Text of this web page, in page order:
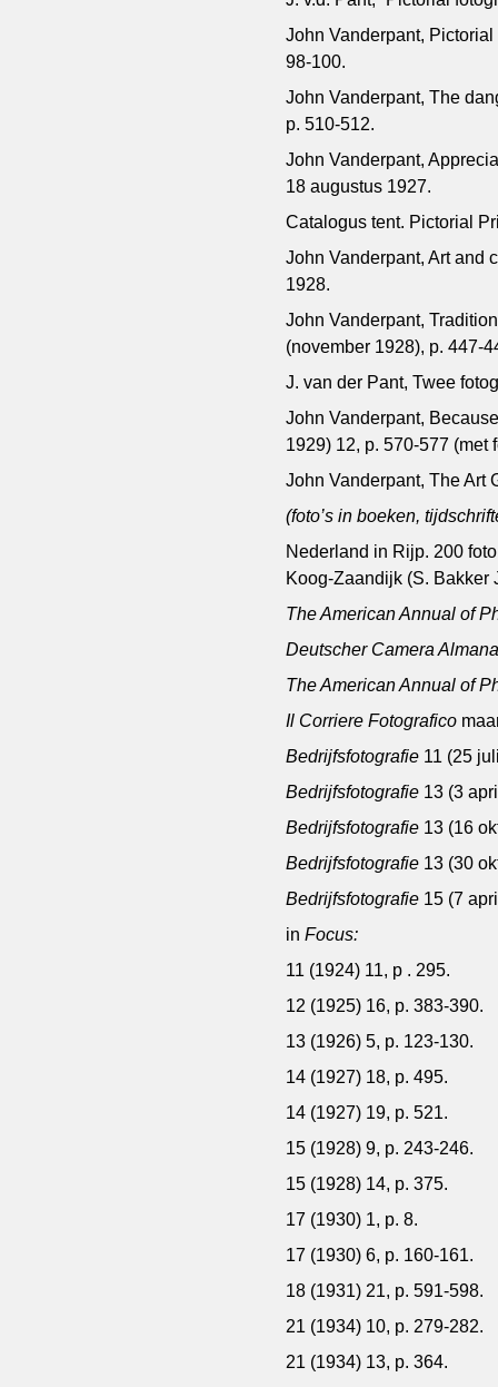
John Vanderpant,
98-100.
John Vanderpant, The
p. 510-512.
John Vanderpant,
18 augustus 1927.
Catalogus tent. Pictorial
John Vanderpant, Art and
1928.
John Vanderpant,
(november 1928), p. 447-
J. van der Pant, Twee
John Vanderpant,
1929) 12, p. 570-577 (met
John Vanderpant, The Art
(foto’s in boeken,
Nederland in Rijp. 200
Koog-Zaandijk (S. Bakker
The American Annual of
Deutscher Camera
The American Annual of
Il Corriere Fotografico
Bedrijfsfotografie 11 (25
Bedrijfsfotografie 13 (3
Bedrijfsfotografie 13 (16
Bedrijfsfotografie 13 (30
Bedrijfsfotografie 15 (7
inFocus:
11 (1924) 11, p . 295.
12 (1925) 16, p. 383-390.
13 (1926) 5, p. 123-130.
14 (1927) 18, p. 495.
14 (1927) 19, p. 521.
15 (1928) 9, p. 243-246.
15 (1928) 14, p. 375.
17 (1930) 1, p. 8.
17 (1930) 6, p. 160-161.
18 (1931) 21, p. 591-598.
21 (1934) 10, p. 279-282.
21 (1934) 13, p. 364.